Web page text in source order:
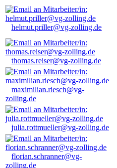
helmut.priller@vg-zolling.de
thomas.reiser@vg-zolling.de
maximilian.riesch@vg-
zolling.de
julia.rottmueller@vg-zolling.de
florian.schranner@vg-
zolling.de